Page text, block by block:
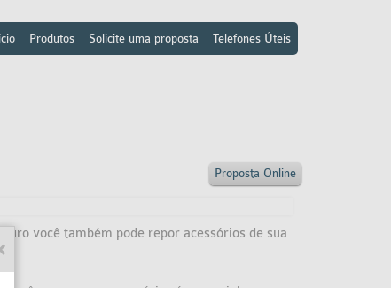
Produtos Solicite uma proposta Telefones Úteis
Proposta Online
você também pode repor acessórios de sua